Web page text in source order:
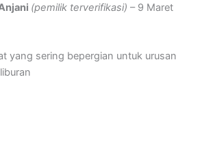
(pemilik terverifikasi) – 9 Maret
yang sering bepergian untuk urusan